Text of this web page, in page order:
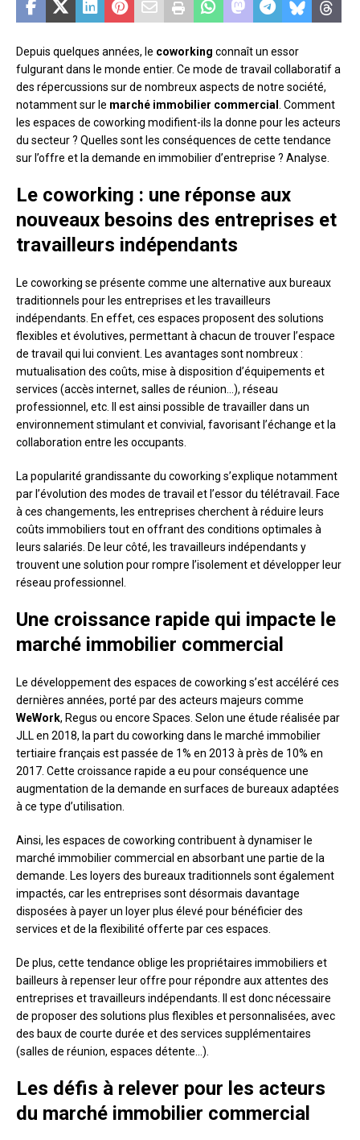
Depuis quelques années, le coworking connaît un essor
fulgurant dans le monde entier. Ce mode de travail collaboratif a
des répercussions sur de nombreux aspects de notre société,
notamment sur le marché immobilier commercial
. Comment
les espaces de coworking modifient-ils la donne pour les acteurs
du secteur ? Quelles sont les conséquences de cette tendance
sur l’offre et la demande en immobilier d’entreprise ? Analyse.
Le coworking : une réponse aux
nouveaux besoins des entreprises et
travailleurs indépendants
Le coworking se présente comme une alternative aux bureaux
traditionnels pour les entreprises et les travailleurs
indépendants. En effet, ces espaces proposent des solutions
flexibles et évolutives, permettant à chacun de trouver l’espace
de travail qui lui convient. Les avantages sont nombreux :
mutualisation des coûts, mise à disposition d’équipements et
services (accès internet, salles de réunion…), réseau
professionnel, etc. Il est ainsi possible de travailler dans un
environnement stimulant et convivial, favorisant l’échange et la
collaboration entre les occupants.
La popularité grandissante du coworking s’explique notamment
par l’évolution des modes de travail et l’essor du télétravail. Face
à ces changements, les entreprises cherchent à réduire leurs
coûts immobiliers tout en offrant des conditions optimales à
leurs salariés. De leur côté, les travailleurs indépendants y
trouvent une solution pour rompre l’isolement et développer leur
réseau professionnel.
Une croissance rapide qui impacte le
marché immobilier commercial
Le développement des espaces de coworking s’est accéléré ces
dernières années, porté par des acteurs majeurs comme
WeWork, Regus ou encore Spaces. Selon une étude réalisée par
JLL en 2018, la part du coworking dans le marché immobilier
tertiaire français est passée de 1% en 2013 à près de 10% en
2017. Cette croissance rapide a eu pour conséquence une
augmentation de la demande en surfaces de bureaux adaptées
à ce type d’utilisation.
Ainsi, les espaces de coworking contribuent à dynamiser le
marché immobilier commercial en absorbant une partie de la
demande. Les loyers des bureaux traditionnels sont également
impactés, car les entreprises sont désormais davantage
disposées à payer un loyer plus élevé pour bénéficier des
services et de la flexibilité offerte par ces espaces.
De plus, cette tendance oblige les propriétaires immobiliers et
bailleurs à repenser leur offre pour répondre aux attentes des
entreprises et travailleurs indépendants. Il est donc nécessaire
de proposer des solutions plus flexibles et personnalisées, avec
des baux de courte durée et des services supplémentaires
(salles de réunion, espaces détente…).
Les défis à relever pour les acteurs
du marché immobilier commercial